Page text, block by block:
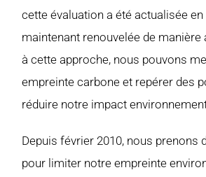
cette évaluation a été actualisée
maintenant renouvelée de manière
à cette approche, nous pouvons
empreinte carbone et repérer des
réduire notre impact
Depuis février 2010, nous prenons
pour limiter notre empreinte